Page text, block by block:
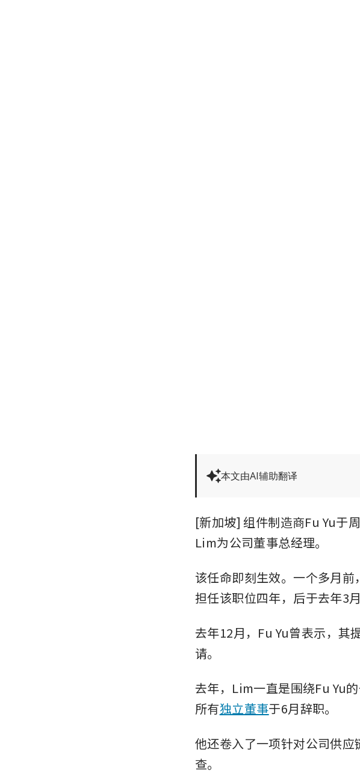
本文由AI辅助翻译
[新加坡] 组件制造商Fu Yu于
Lim为公司董事总经理。
该任命即刻生效。一个多月
担任该职位四年，后于去年3月
去年12月，Fu Yu曾表示，其
请。
去年，Lim一直是围绕Fu Yu
所有独立董事于6月辞职。
他还卷入了一项针对公司供
查。